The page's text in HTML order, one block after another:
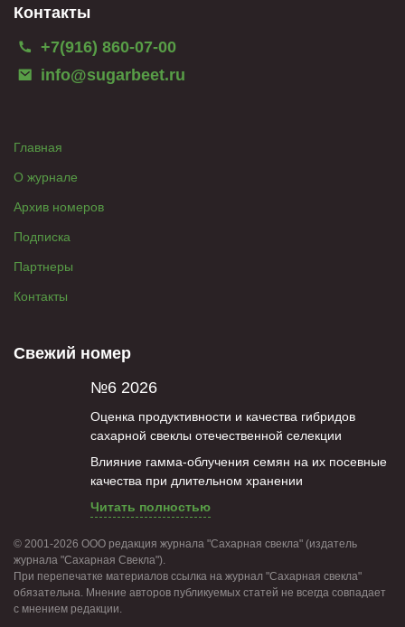
Контакты
+7(916) 860-07-00
info@sugarbeet.ru
Главная
О журнале
Архив номеров
Подписка
Партнеры
Контакты
Свежий номер
№6 2026
Оценка продуктивности и качества гибридов
сахарной свеклы отечественной селекции
Влияние гамма-облучения семян на их посевные
качества при длительном хранении
Читать полностью
© 2001-2026 ООО редакция журнала "Сахарная свекла" (издатель
журнала "Сахарная Свекла").
При перепечатке материалов ссылка на журнал "Сахарная свекла"
обязательна. Мнение авторов публикуемых статей не всегда совпадает
с мнением редакции.